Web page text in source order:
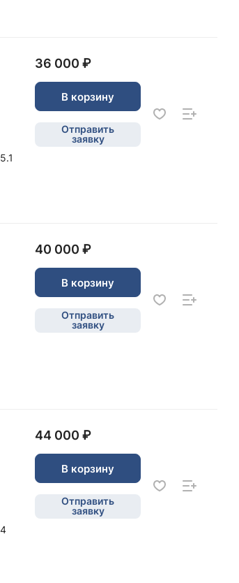
5.1
36 000 ₽
В корзину
Отправить
заявку
40 000 ₽
В корзину
Отправить
заявку
4
44 000 ₽
В корзину
Отправить
заявку